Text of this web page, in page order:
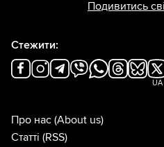
Подивитись
Стежити:
UA
Про нас (About us)
Статті (RSS)